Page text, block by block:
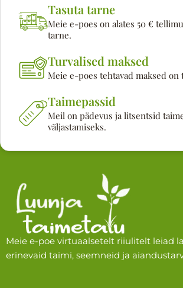
Tasuta tarne
Meie e-poes on alates 50 €
tarne.
Turvalised maksed
Meie e-poes tehtavad maksed on
Taimepassid
Meil on pädevus ja litsentsid
väljastamiseks.
Meie e-poe virtuaalsetelt riiulitelt leiad
erinevaid taimi, seemneid ja